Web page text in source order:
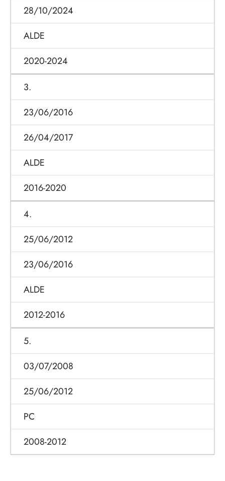
28/10/2024
ALDE
2020-2024
3.
23/06/2016
26/04/2017
ALDE
2016-2020
4.
25/06/2012
23/06/2016
ALDE
2012-2016
5.
03/07/2008
25/06/2012
PC
2008-2012